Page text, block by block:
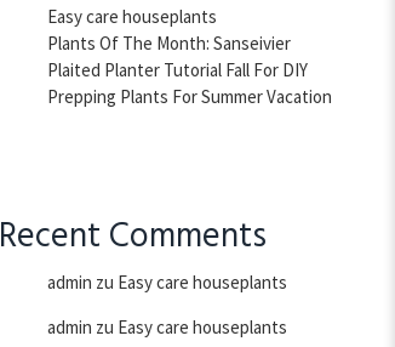
Easy care houseplants
Plants Of The Month: Sanseivier
Plaited Planter Tutorial Fall For DIY
Prepping Plants For Summer Vacation
Recent Comments
admin zu Easy care houseplants
admin zu Easy care houseplants